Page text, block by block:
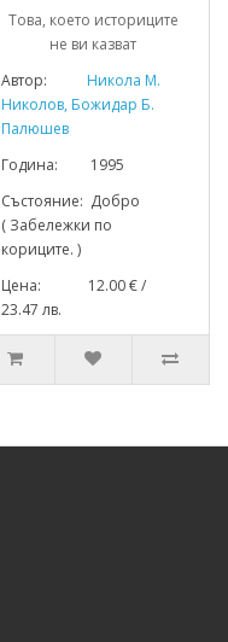
Това, което историците
не ви казват
Автор:
Никола М.
Николов, Божидар Б.
Палюшев
Година: 1995
Състояние: Добро
( Забележки по
кориците. )
Цена: 12.00 € /
23.47 лв.